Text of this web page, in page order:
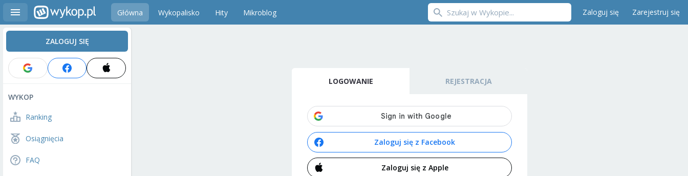
Główna Wykopalisko Hity Mikroblog Zaloguj się Zarejestruj się
ZALOGUJ SIĘ
WYKOP
Ranking
Osiągnięcia
FAQ
LOGOWANIE REJESTRACJA
Zaloguj się z Facebook
Zaloguj się z Apple